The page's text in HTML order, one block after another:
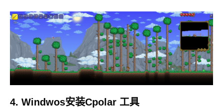
4. Windwos安装Cpolar 工具